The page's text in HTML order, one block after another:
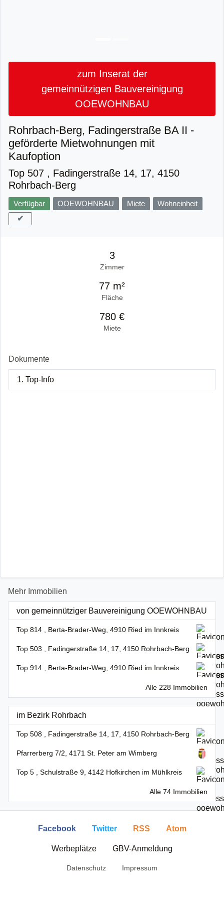
zum Inserat der
gemeinnützigen Bauvereinigung
OOEWOHNBAU
Rohrbach-Berg, Fadingerstraße BA II -
geförderte Mietwohnungen mit
Kaufoption
Top 507 , Fadingerstraße 14, 17, 4150
Rohrbach-Berg
Verfügbar OOEWOHNBAU Miete
Wohneinheit
✔
3
Zimmer
77 m²
Fläche
780 €
Miete
Dokumente
1. Top-Info
Mehr Immobilien
von gemeinnütziger Bauvereinigung OOEWOHNBAU
Top 814 , Berta-Brader-Weg, 4910 Ried im Innkreis
Top 503 , Fadingerstraße 14, 17, 4150 Rohrbach-Berg
Top 914 , Berta-Brader-Weg, 4910 Ried im Innkreis
Alle 228 Immobilien
im Bezirk Rohrbach
Top 508 , Fadingerstraße 14, 17, 4150 Rohrbach-Berg
Pfarrerberg 7/2, 4171 St. Peter am Wimberg
Top 5 , Schulstraße 9, 4142 Hofkirchen im Mühlkreis
Alle 74 Immobilien
Facebook Twitter RSS Atom
Werbeplätze GBV-Anmeldung
Datenschutz Impressum